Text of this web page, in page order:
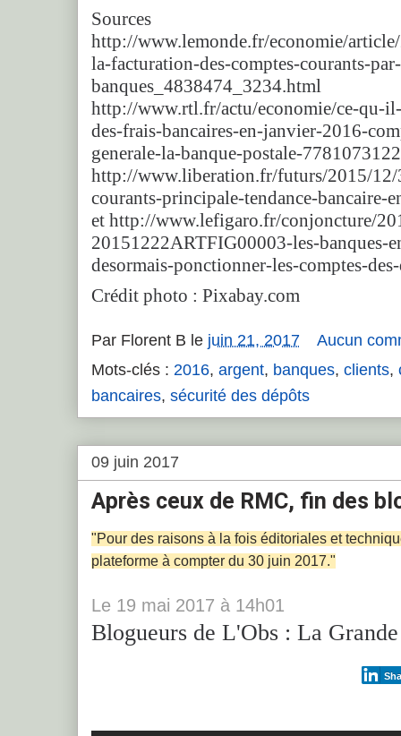
Sources
http://www.lemonde.fr/economie/
la-facturation-des-comptes-courants-
banques_4838474_3234.html
http://www.rtl.fr/actu/economie/ce-qu-
des-frais-bancaires-en-janvier-2016-
generale-la-banque-postale-7781073122
http://www.liberation.fr/futurs/2015/12/
courants-principale-tendance-bancaire-
et http://www.lefigaro.fr/conjoncture/
20151222ARTFIG00003-les-banques-
desormais-ponctionner-les-comptes-
Crédit photo : Pixabay.com
Par Florent B le juin 21, 2017
Aucun
Mots-clés : 2016, argent, banques, clients,
bancaires, sécurité des dépôts
09 juin 2017
Après ceux de RMC, fin des
"Pour des raisons à la fois éditoriales et
plateforme à compter du 30 juin 2017."
Le 19 mai 2017 à 14h01
Blogueurs de L'Obs : La